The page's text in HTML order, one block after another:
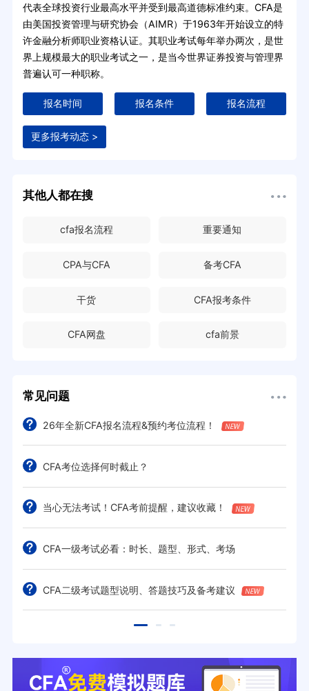
代表全球投资行业最高水平并受到最高道德标准约束。CFA是
由美国投资管理与研究协会（AIMR）于1963年开始设立的特
许金融分析师职业资格认证。其职业考试每年举办两次，是世
界上规模最大的职业考试之一，是当今世界证券投资与管理界
普遍认可一种职称。
报名时间 报名条件 报名流程
更多报考动态 >
其他人都在搜
cfa报名流程 重要通知
CPA与CFA 备考CFA
干货 CFA报考条件
CFA网盘 cfa前景
常见问题
26年全新CFA报名流程&预约考位流程！
CFA考位选择何时截止？
当心无法考试！CFA考前提醒，建议收藏！
CFA一级考试必看：时长、题型、形式、考场
CFA二级考试题型说明、答题技巧及备考建议